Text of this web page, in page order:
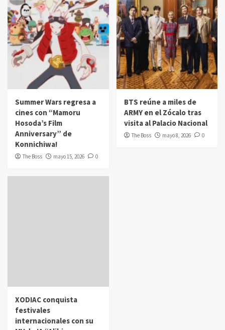
Summer Wars regresa a
cines con “Mamoru
Hosoda’s Film
Anniversary” de
Konnichiwa!
The Boss mayo 15, 2026 0
BTS reúne a miles de
ARMY en el Zócalo tras
visita al Palacio Nacional
The Boss mayo 8, 2026 0
XODIAC conquista
festivales
internacionales con su